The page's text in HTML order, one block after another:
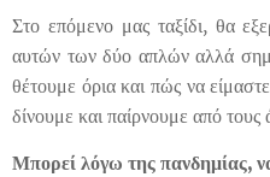
Στο επόμενο μας ταξίδι, θα
αυτών των δύο απλών αλλά
θέτουμε όρια και πώς να
δίνουμε και παίρνουμε από τους
Μπορεί λόγω της πανδημίας,